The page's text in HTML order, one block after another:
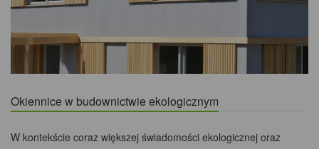
Okiennice w budownictwie ekologicznym
W kontekście coraz większej świadomości ekologicznej oraz